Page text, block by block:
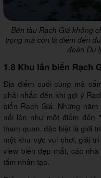
Bến tàu Rạch Giá không
trọng mà còn là điểm đến
đoàn Du
1.8 Khu lấn biển Rạch
Địa điểm cuối cùng mà
phải nhắc đến khi gợi ý
biển Rạch Giá. Những
nổi lên như một điểm đến
tham quan, đặc biệt là giới
một khu vực vui chơi, giải
view biển đẹp mắt, các
tắm nhân tạo.